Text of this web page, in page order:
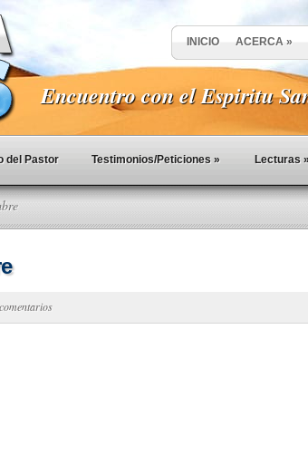
INICIO ACERCA »
Encuentro con el Espiritu
del Pastor Testimonios/Peticiones » Lecturas